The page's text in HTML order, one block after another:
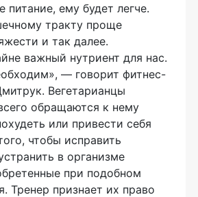
питание, ему будет легче.
тракту проще
и так далее.
важный нутриент для нас.
— говорит фитнес-
Вегетарианцы
обращаются к нему
или привести себя
чтобы исправить
в организме
при подобном
Тренер признает их право